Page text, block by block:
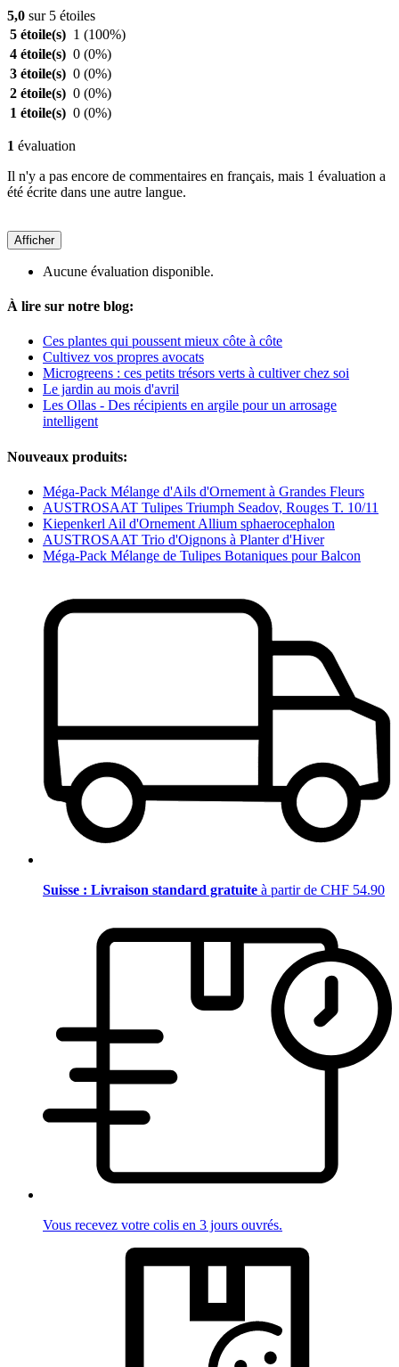
5,0 sur 5 étoiles
5 étoile(s) 1 (100%)
4 étoile(s) 0 (0%)
3 étoile(s) 0 (0%)
2 étoile(s) 0 (0%)
1 étoile(s) 0 (0%)
1 évaluation
Il n'y a pas encore de commentaires en français, mais 1 évaluation a
été écrite dans une autre langue.
Afficher
Aucune évaluation disponible.
À lire sur notre blog:
Ces plantes qui poussent mieux côte à côte
Cultivez vos propres avocats
Microgreens : ces petits trésors verts à cultiver chez soi
Le jardin au mois d'avril
Les Ollas - Des récipients en argile pour un arrosage
intelligent
Nouveaux produits:
Méga-Pack Mélange d'Ails d'Ornement à Grandes Fleurs
AUSTROSAAT Tulipes Triumph Seadov, Rouges T. 10/11
Kiepenkerl Ail d'Ornement Allium sphaerocephalon
AUSTROSAAT Trio d'Oignons à Planter d'Hiver
Méga-Pack Mélange de Tulipes Botaniques pour Balcon
Suisse : Livraison standard gratuite à partir de CHF 54.90
Vous recevez votre colis en 3 jours ouvrés.